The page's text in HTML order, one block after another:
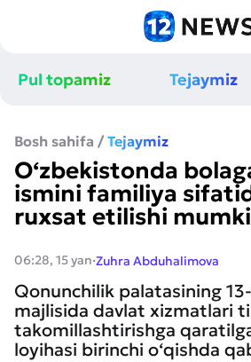
Pul topamiz Tejaymiz
Bosh sahifa / Tejaymiz
O‘zbekistonda
ismini familiya
ruxsat etilishi
06:28, 15 yan·Zuhra Abduhalimova
Qonunchilik palatasining
majlisida davlat xizmatlari
takomillashtirishga
loyihasi birinchi o‘qishda